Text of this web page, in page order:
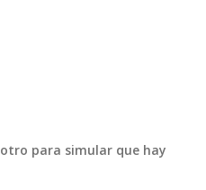
para simular que hay